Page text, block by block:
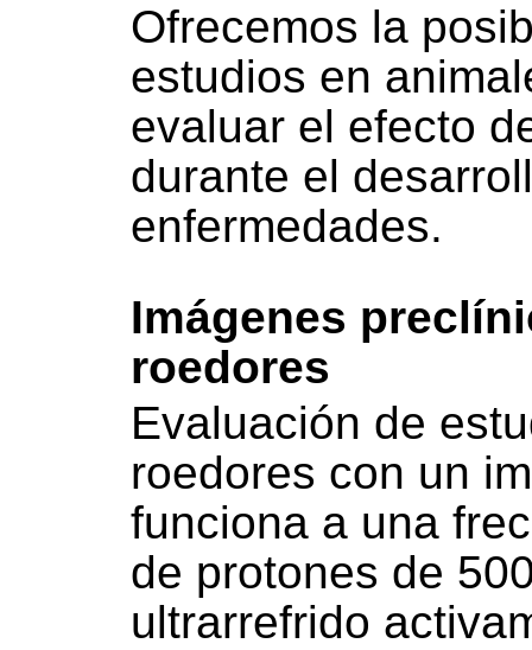
Ofrecemos la
estudios en
evaluar el efecto
durante el
enfermedades.
Imágenes
roedores
Evaluación de
roedores con un
funciona a una
de protones de
ultrarrefrido